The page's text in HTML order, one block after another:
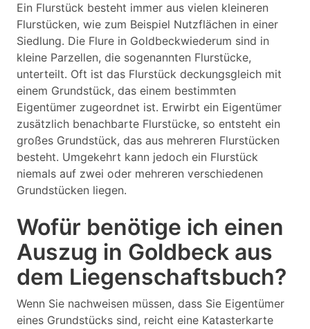
Ein Flurstück besteht immer aus vielen kleineren
Flurstücken, wie zum Beispiel Nutzflächen in einer
Siedlung. Die Flure in Goldbeckwiederum sind in
kleine Parzellen, die sogenannten Flurstücke,
unterteilt. Oft ist das Flurstück deckungsgleich mit
einem Grundstück, das einem bestimmten
Eigentümer zugeordnet ist. Erwirbt ein Eigentümer
zusätzlich benachbarte Flurstücke, so entsteht ein
großes Grundstück, das aus mehreren Flurstücken
besteht. Umgekehrt kann jedoch ein Flurstück
niemals auf zwei oder mehreren verschiedenen
Grundstücken liegen.
Wofür benötige ich einen
Auszug in Goldbeck aus
dem Liegenschaftsbuch?
Wenn Sie nachweisen müssen, dass Sie Eigentümer
eines Grundstücks sind, reicht eine Katasterkarte